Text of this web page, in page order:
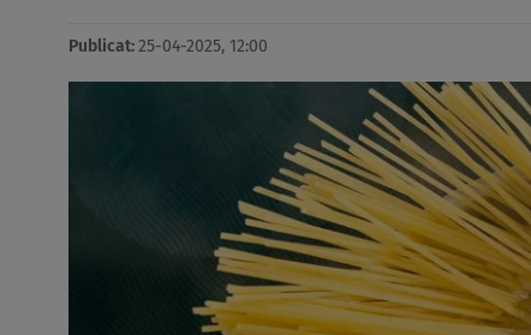
Publicat:25-04-2025, 12:00